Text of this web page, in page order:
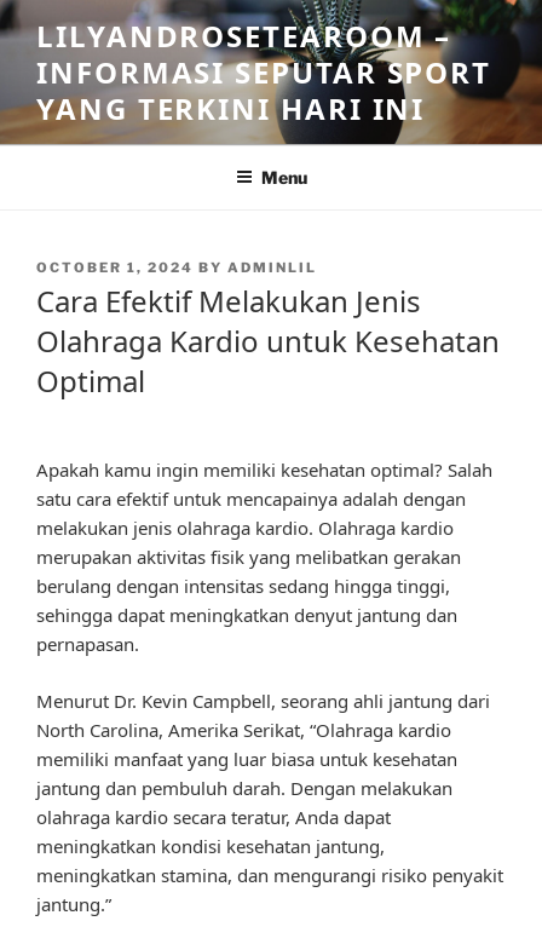
Skip
to
content
LILYANDROSETEAROOM –
INFORMASI SEPUTAR SPORT
YANG TERKINI HARI INI
Menu
POSTED
OCTOBER 1, 2024 BY ADMINLIL
Cara Efektif Melakukan Jenis
Olahraga Kardio untuk Kesehatan
Optimal
Apakah kamu ingin memiliki kesehatan optimal? Salah
satu cara efektif untuk mencapainya adalah dengan
melakukan jenis olahraga kardio. Olahraga kardio
merupakan aktivitas fisik yang melibatkan gerakan
berulang dengan intensitas sedang hingga tinggi,
sehingga dapat meningkatkan denyut jantung dan
pernapasan.
Menurut Dr. Kevin Campbell, seorang ahli jantung dari
North Carolina, Amerika Serikat, “Olahraga kardio
memiliki manfaat yang luar biasa untuk kesehatan
jantung dan pembuluh darah. Dengan melakukan
olahraga kardio secara teratur, Anda dapat
meningkatkan kondisi kesehatan jantung,
meningkatkan stamina, dan mengurangi risiko penyakit
jantung.”